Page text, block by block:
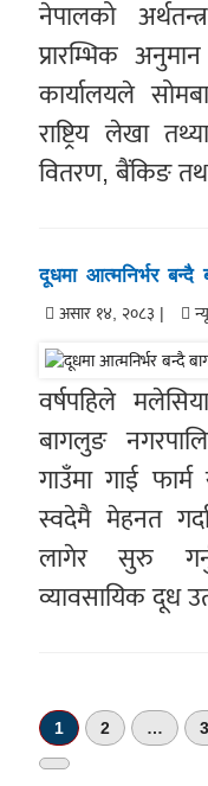
नेपालको
प्रारम्भिक
कार्यालयले
राष्ट्रिय लेखा
वितरण, बैंकिङ तथा
दूधमा आत्मनिर्भर बन्दै
असार १४, २०८३ |
वर्षपहिले
बागलुङ
गाउँमा गाई
स्वदेमै मेहनत
लागेर सुरु
व्यावसायिक दूध
1 2 …
अर्को